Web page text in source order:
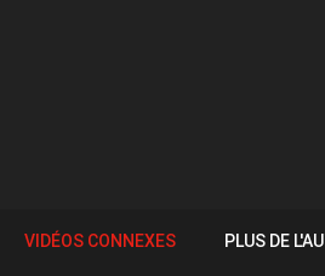
VIDÉOS CONNEXES PLUS DE